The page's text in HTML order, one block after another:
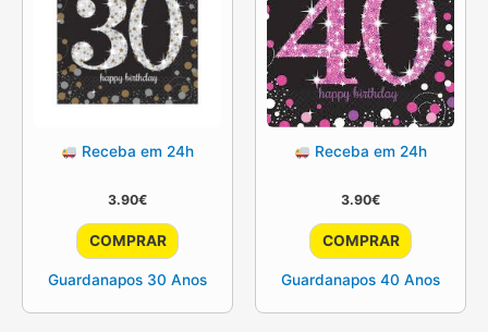
Receba em 24h
3.90€
COMPRAR
Guardanapos 30 Anos
Receba em 24h
3.90€
COMPRAR
Guardanapos 40 Anos